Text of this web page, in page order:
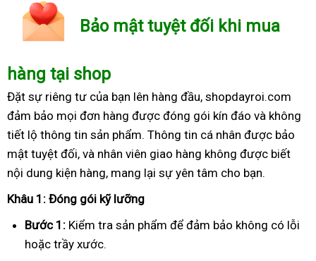
Bảo mật tuyệt đối khi mua
hàng tại shop
Đặt sự riêng tư của bạn lên hàng đầu, shopdayroi.com
đảm bảo mọi đơn hàng được đóng gói kín đáo và không
tiết lộ thông tin sản phẩm. Thông tin cá nhân được bảo
mật tuyệt đối, và nhân viên giao hàng không được biết
nội dung kiện hàng, mang lại sự yên tâm cho bạn.
Khâu 1: Đóng gói kỹ lưỡng
Bước 1: Kiểm tra sản phẩm để đảm bảo không có lỗi
hoặc trầy xước.